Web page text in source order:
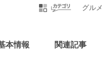
グルメ
本情報 関連記事